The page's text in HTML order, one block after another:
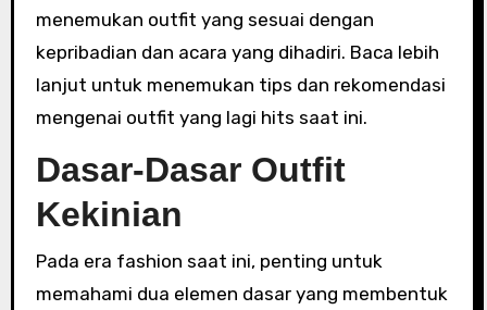
menemukan outfit yang sesuai dengan
kepribadian dan acara yang dihadiri. Baca lebih
lanjut untuk menemukan tips dan rekomendasi
mengenai outfit yang lagi hits saat ini.
Dasar-Dasar Outfit
Kekinian
Pada era fashion saat ini, penting untuk
memahami dua elemen dasar yang membentuk